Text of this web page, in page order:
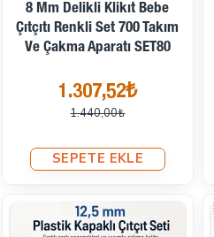
8 Mm Delikli Klikıt Bebe
Çıtçıtı Renkli Set 700 Takım
Ve Çakma Aparatı SET80
1.307,52₺
1.440,00₺
SEPETE EKLE